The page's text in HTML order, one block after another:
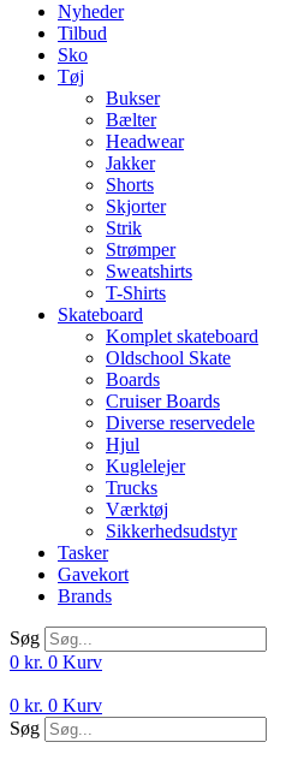
Nyheder
Tilbud
Sko
Tøj
Bukser
Bælter
Headwear
Jakker
Shorts
Skjorter
Strik
Strømper
Sweatshirts
T-Shirts
Skateboard
Komplet skateboard
Oldschool Skate
Boards
Cruiser Boards
Diverse reservedele
Hjul
Kuglelejer
Trucks
Værktøj
Sikkerhedsudstyr
Tasker
Gavekort
Brands
Søg
0 kr. 0 Kurv
0 kr. 0 Kurv
Søg